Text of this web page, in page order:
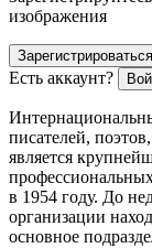
изображения
Зарегистрироваться
Есть аккаунт?
Интернацио
писателей,
является
в 1954 году. До
организации
основное